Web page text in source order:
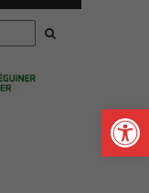
Ouvrir